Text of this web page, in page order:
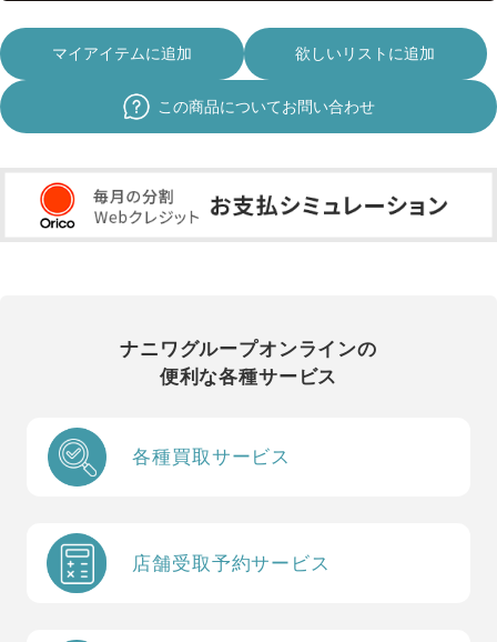
マイアイテムに追加 欲しいリストに追加
この商品についてお問い合わせ
ナニワグループオンラインの
便利な各種サービス
各種買取サービス
店舗受取予約サービス